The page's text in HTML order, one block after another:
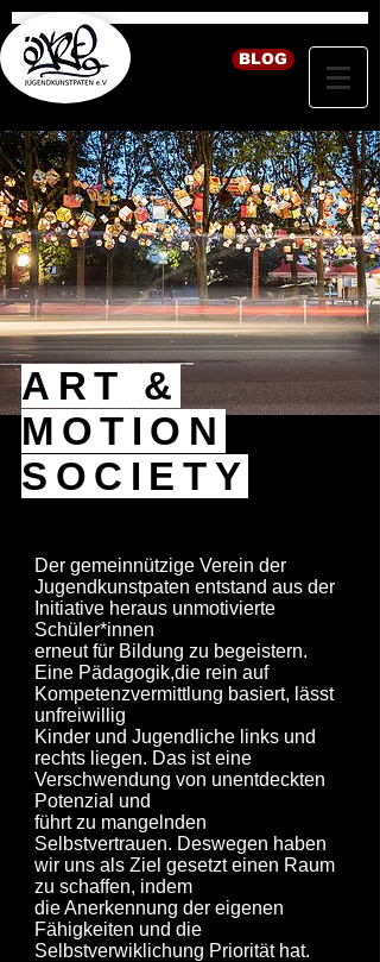
BLOG
ART &
MOTION
SOCIETY
Der gemeinnützige Verein der
Jugendkunstpaten entstand aus der
Initiative heraus unmotivierte
Schüler*innen
erneut für Bildung zu begeistern.
Eine Pädagogik,die rein auf
Kompetenzvermittlung basiert, lässt
unfreiwillig
Kinder und Jugendliche links und
rechts liegen. Das ist eine
Verschwendung von unentdeckten
Potenzial und
führt zu mangelnden
Selbstvertrauen. Deswegen haben
wir uns als Ziel gesetzt einen Raum
zu schaffen, indem
die Anerkennung der eigenen
Fähigkeiten und die
Selbstverwiklichung Priorität hat.